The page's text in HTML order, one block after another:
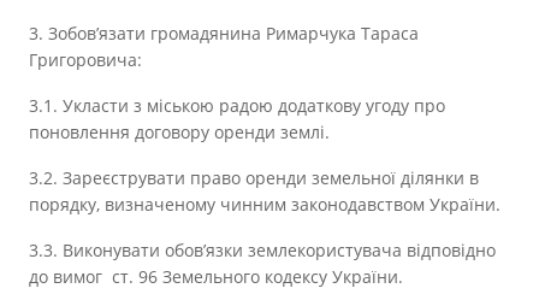
3. Зобов’язати громадянина Римарчука Тараса
Григоровича:
3.1. Укласти з міською радою додаткову угоду про
поновлення договору оренди землі.
3.2. Зареєструвати право оренди земельної ділянки в
порядку, визначеному чинним законодавством України.
3.3. Виконувати обов’язки землекористувача відповідно
до вимог ст. 96 Земельного кодексу України.